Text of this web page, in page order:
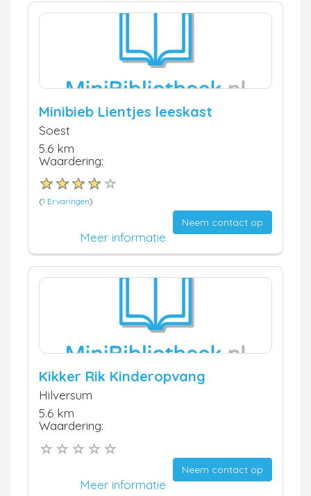
Minibieb Lientjes leeskast
Soest
5.6 km
Waardering:
(1 Ervaringen)
Neem contact op
Meer informatie
Kikker Rik Kinderopvang
Hilversum
5.6 km
Waardering:
Neem contact op
Meer informatie